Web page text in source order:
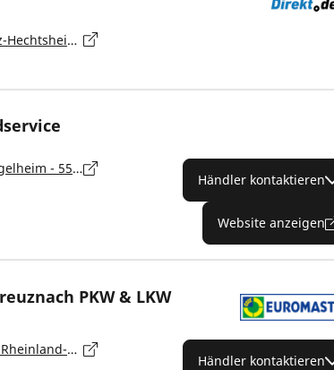
Robert-Koch-Straße, Mainz-Hechtsheim - 55129
Unterer Zwerchweg 14, Ingelheim - 55218
Händler kontaktieren
Website anzeigen
PKW & LKW
Schwabenheimer Weg 16, Rheinland-Pfalz, Bad Kreuznach - 55543
Händler kontaktieren